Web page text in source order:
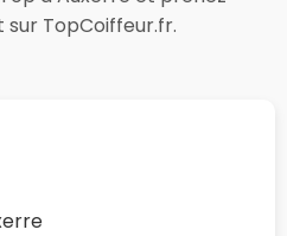
TopCoiffeur.fr.